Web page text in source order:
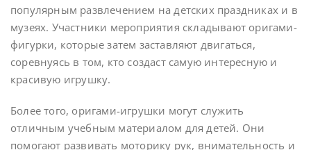
популярным развлечением на детских праздниках и в
музеях. Участники мероприятия складывают оригами-
фигурки, которые затем заставляют двигаться,
соревнуясь в том, кто создаст самую интересную и
красивую игрушку.
Более того, оригами-игрушки могут служить
отличным учебным материалом для детей. Они
помогают развивать моторику рук, внимательность и